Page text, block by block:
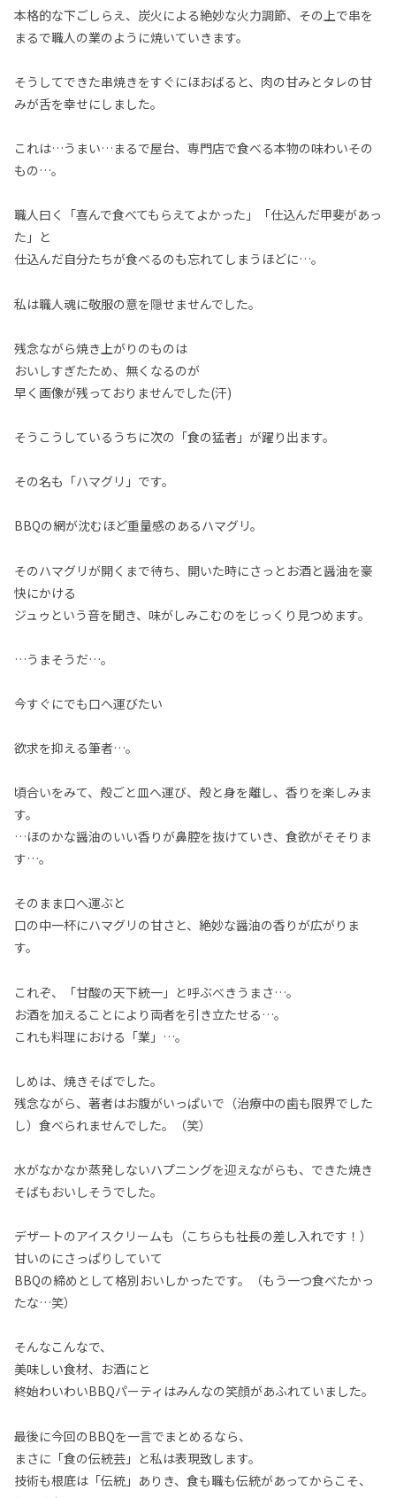
本格的な下ごしらえ、炭火による絶妙な火力調節、その上で串を
まるで職人の業のように焼いていきます。
そうしてできた串焼きをすぐにほおばると、肉の甘みとタレの甘
みが舌を幸せにしました。
これは…うまい…まるで屋台、専門店で食べる本物の味わいその
もの…。
職人曰く「喜んで食べてもらえてよかった」「仕込んだ甲斐があっ
た」と
仕込んだ自分たちが食べるのも忘れてしまうほどに…。
私は職人魂に敬服の意を隠せませんでした。
残念ながら焼き上がりのものは
おいしすぎたため、無くなるのが
早く画像が残っておりませんでした(汗)
そうこうしているうちに次の「食の猛者」が躍り出ます。
その名も「ハマグリ」です。
BBQの網が沈むほど重量感のあるハマグリ。
そのハマグリが開くまで待ち、開いた時にさっとお酒と醤油を豪
快にかける
ジュゥという音を聞き、味がしみこむのをじっくり見つめます。
…うまそうだ…。
今すぐにでも口へ運びたい
欲求を抑える筆者…。
頃合いをみて、殻ごと皿へ運び、殻と身を離し、香りを楽しみま
す。
…ほのかな醤油のいい香りが鼻腔を抜けていき、食欲がそそりま
す…。
そのまま口へ運ぶと
口の中一杯にハマグリの甘さと、絶妙な醤油の香りが広がりま
す。
これぞ、「甘酸の天下統一」と呼ぶべきうまさ…。
お酒を加えることにより両者を引き立たせる…。
これも料理における「業」…。
しめは、焼きそばでした。
残念ながら、著者はお腹がいっぱいで（治療中の歯も限界でした
し）食べられませんでした。（笑）
水がなかなか蒸発しないハプニングを迎えながらも、できた焼き
そばもおいしそうでした。
デザートのアイスクリームも（こちらも社長の差し入れです！）
甘いのにさっぱりしていて
BBQの締めとして格別おいしかったです。（もう一つ食べたかっ
たな…笑）
そんなこんなで、
美味しい食材、お酒にと
終始わいわいBBQパーティはみんなの笑顔があふれていました。
最後に今回のBBQを一言でまとめるなら、
まさに「食の伝統芸」と私は表現致します。
技術も根底は「伝統」ありき、食も職も伝統があってからこそ、